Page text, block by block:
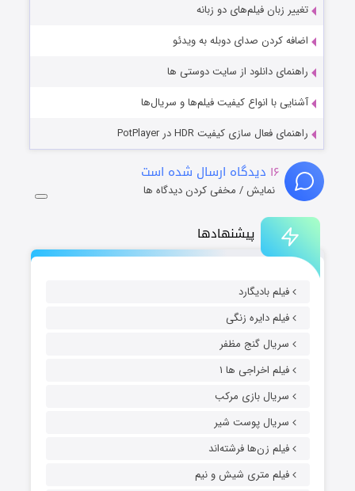
پیشنهادها
فیلم بادیگارد
فیلم دایره زنگی
سریال گنج مظفر
فیلم اخراجی ها ۱
سریال بازی مرکب
سریال پوست شیر
فیلم زن‌ها فرشته‌اند
فیلم متری شیش و نیم
تغییر زبان فیلم‌های دو زبانه
اضافه کردن صدای دوبله به ویدئو
راهنمای دانلود از سایت دوستی ها
آشنایی با انواع کیفیت فیلم‌ها و سریال‌ها
راهنمای فعال سازی کیفیت HDR در PotPlayer
۱۶ دیدگاه ارسال شده است
نمایش / مخفی کردن دیدگاه ها